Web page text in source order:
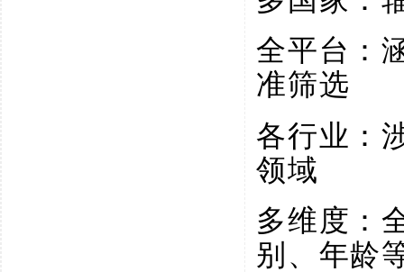
全平台：
准筛选
各行业：
领域
多维度：
别、年龄